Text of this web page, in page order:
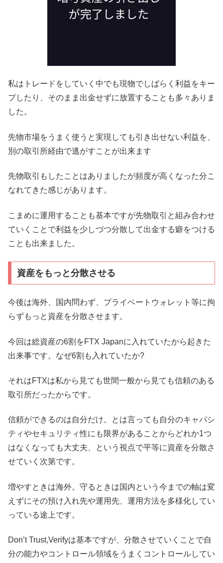
私はトレードをしていく中でも現物でしばらく利益をキー
プしたり、そのまま出金せずに放置することも多々ありま
した。
先物市場をうまく使うと実現しても引き出せない利益を、
別の取引所経由で逃がすことが出来ます
先物取引もしたことはありましたが頻度が高くなった分こ
なれてきた感じがあります。
こまめに運用することも基本ですが先物取引と組み合わせ
ていくことで利益を少しづつ分散して出金する癖をつける
ことも出来ました。
資産をもっと分散させる
今後は海外、国内問わず、プライベートウォレット等に拘
らずもっと資産を分散させます。
今回は総資産の6割をFTX Japanに入れていたから起きた
出来事です。なぜ6割も入れていたか?
それはFTXは私から見ても世間一般から見ても信頼のある
取引所だったからです。
信頼ができるのは自分だけ。とは言っても自分のキャパシ
ティやセキュリティ性にも限界があることからどれか1つ
はなくなっても大丈夫、という視点で平等に資産を分散さ
せていく次第です。
増やすときは海外。守るときは国内という今までの軸は変
えずにその預け入れ先や運用先、運用方法を多様化してい
っている途上です。
Don’t Trust,Verifyは基本ですが、分散させていくことで自
分の能力やコントロール領域をうまくコントロールしてい